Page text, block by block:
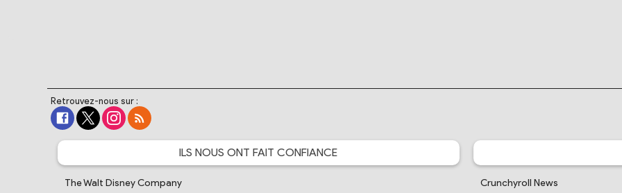
Retrouvez-nous sur :
ILS NOUS ONT FAIT CONFIANCE
The Walt Disney Company Crunchyroll News